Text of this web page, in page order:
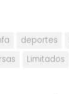
deportes
Limitados